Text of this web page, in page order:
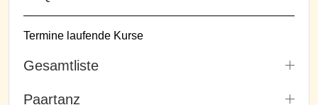
Termine laufende Kurse
Gesamtliste
Paartanz